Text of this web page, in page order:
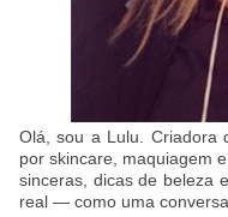
Olá, sou a Lulu. Criadora
por skincare, maquiagem
sinceras, dicas de beleza
real — como uma